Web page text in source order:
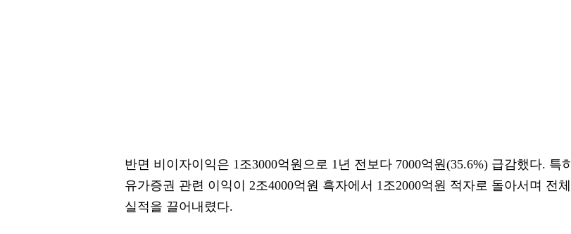
반면 비이자이익은 1조3000억원으로 1년 전보다 7000억원(35.6%) 급감했다. 특히
유가증권 관련 이익이 2조4000억원 흑자에서 1조2000억원 적자로 돌아서며 전체
실적을 끌어내렸다.